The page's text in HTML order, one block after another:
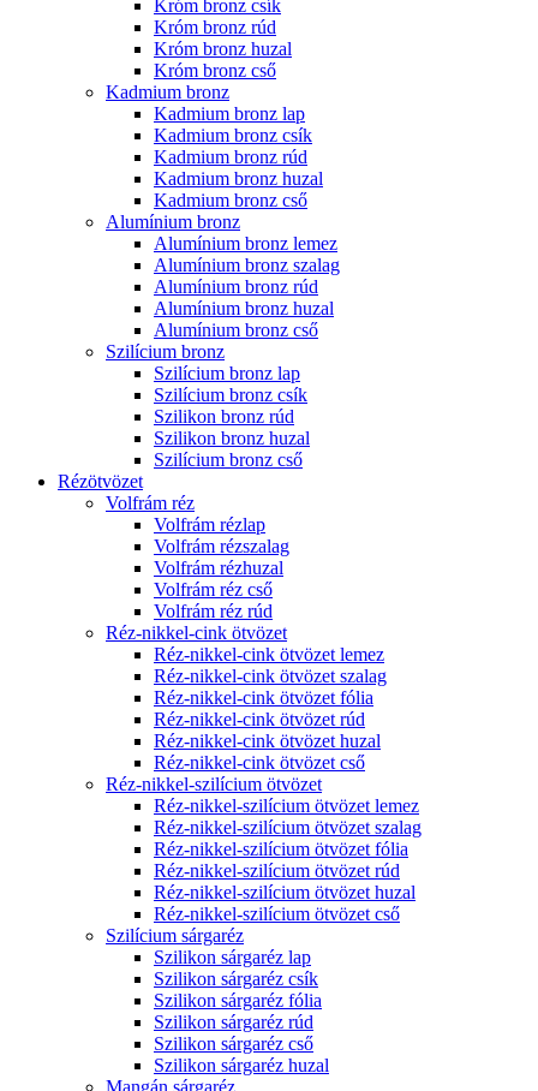
Króm bronz csík
Króm bronz rúd
Króm bronz huzal
Króm bronz cső
Kadmium bronz
Kadmium bronz lap
Kadmium bronz csík
Kadmium bronz rúd
Kadmium bronz huzal
Kadmium bronz cső
Alumínium bronz
Alumínium bronz lemez
Alumínium bronz szalag
Alumínium bronz rúd
Alumínium bronz huzal
Alumínium bronz cső
Szilícium bronz
Szilícium bronz lap
Szilícium bronz csík
Szilikon bronz rúd
Szilikon bronz huzal
Szilícium bronz cső
Rézötvözet
Volfrám réz
Volfrám rézlap
Volfrám rézszalag
Volfrám rézhuzal
Volfrám réz cső
Volfrám réz rúd
Réz-nikkel-cink ötvözet
Réz-nikkel-cink ötvözet lemez
Réz-nikkel-cink ötvözet szalag
Réz-nikkel-cink ötvözet fólia
Réz-nikkel-cink ötvözet rúd
Réz-nikkel-cink ötvözet huzal
Réz-nikkel-cink ötvözet cső
Réz-nikkel-szilícium ötvözet
Réz-nikkel-szilícium ötvözet lemez
Réz-nikkel-szilícium ötvözet szalag
Réz-nikkel-szilícium ötvözet fólia
Réz-nikkel-szilícium ötvözet rúd
Réz-nikkel-szilícium ötvözet huzal
Réz-nikkel-szilícium ötvözet cső
Szilícium sárgaréz
Szilikon sárgaréz lap
Szilikon sárgaréz csík
Szilikon sárgaréz fólia
Szilikon sárgaréz rúd
Szilikon sárgaréz cső
Szilikon sárgaréz huzal
Mangán sárgaréz